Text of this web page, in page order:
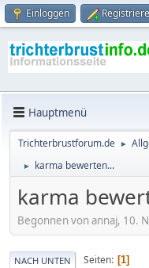
Einloggen
Hauptmenü
Trichterbrustforum.de ►
► karma bewerten...
karma
Begonnen von annaj, 10.
NACH UNTEN Seiten 1